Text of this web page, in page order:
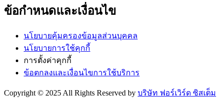
ข้อกำหนดและเงื่อนไข
นโยบายคุ้มครองข้อมูลส่วนบุคคล
นโยบายการใช้คุกกี้
การตั้งค่าคุกกี้
ข้อตกลงและเงื่อนไขการใช้บริการ
Copyright © 2025 All Rights Reserved by บริษัท ฟอร์เวิร์ด ซิสเต็ม